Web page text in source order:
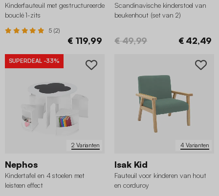
Kinderfauteuil met gestructureerde
bouclé 1-zits
5 (2)
€ 119,99
Scandinavische kinderstoel van
beukenhout (set van 2)
€ 49,99 € 42,49
2 Varianten
SUPERDEAL -33%
Nephos
Kindertafel en 4 stoelen met
leisteen effect
4 Varianten
Isak Kid
Fauteuil voor kinderen van hout
en corduroy